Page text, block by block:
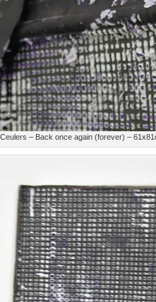
– Back once again (forever) –